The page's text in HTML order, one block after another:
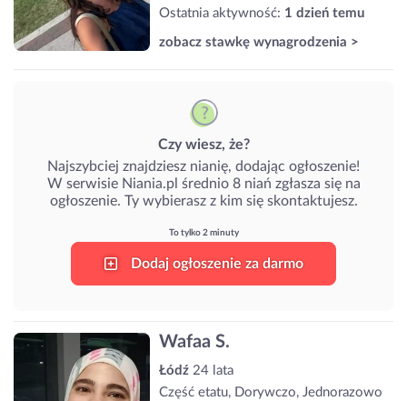
Ostatnia aktywność: 1 dzień temu
zobacz stawkę wynagrodzenia >
Czy wiesz, że?
Najszybciej znajdziesz nianię, dodając ogłoszenie!
W serwisie Niania.pl średnio 8 niań zgłasza się na
ogłoszenie. Ty wybierasz z kim się skontaktujesz.
To tylko 2 minuty
Dodaj ogłoszenie za darmo
Wafaa S.
Łódź 24 lata
Część etatu, Dorywczo, Jednorazowo